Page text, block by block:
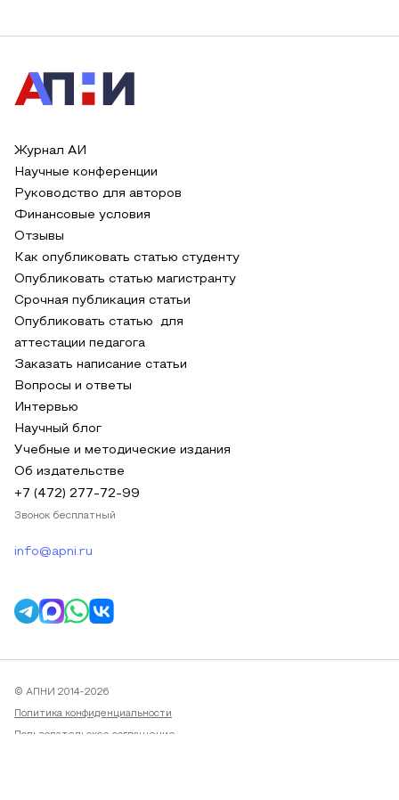
Журнал АИ
Научные конференции
Руководство для авторов
Финансовые условия
Отзывы
Как опубликовать статью студенту
Опубликовать статью магистранту
Срочная публикация статьи
Опубликовать статью для
аттестации педагога
Заказать написание статьи
Вопросы и ответы
Интервью
Научный блог
Учебные и методические издания
Об издательстве
+7 (472) 277-72-99
Звонок бесплатный
info@apni.ru
© АПНИ 2014-2026
Политика конфиденциальности
Пользовательское соглашение